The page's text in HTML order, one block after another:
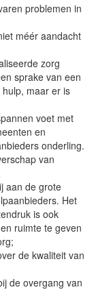
problemen in
méér aandacht
zorg
sprake van een
maar er is
voet met
en
onderling.
van
aan de grote
Het
is ook
ruimte te geven
de kwaliteit van
de overgang van